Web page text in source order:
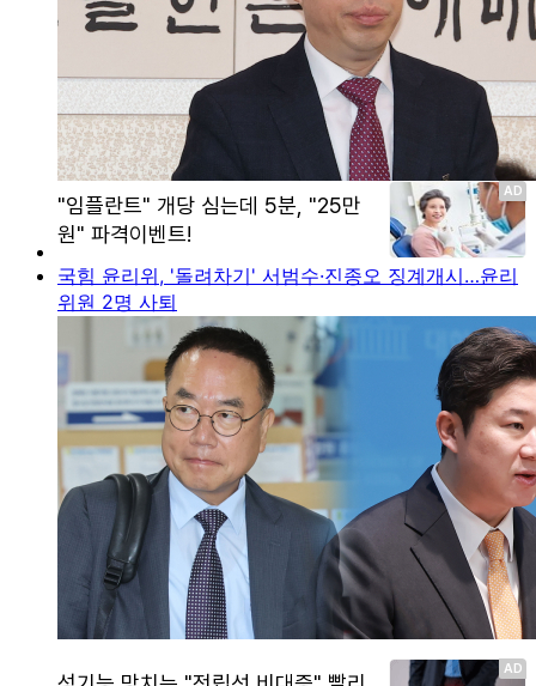
국힘 윤리위, '돌려차기' 서범수·진종오 징계개시…윤리
위원 2명 사퇴